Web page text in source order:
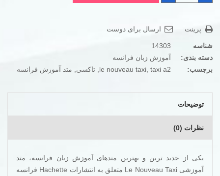
فرانسه
Nouveau
A2
پرینت ارسال برای دوست
شناسه
14303
دسته بندی:
آموزش زبان فرانسه
برچسب:
le nouveau taxi ,taxi a2
, تاکسی , متد آموزش فرانسه
توضیحات
نظرات (0)
یکی از جدید ترین و بهترین متدهای آموزش زبان فرانسه، متد
آموزشی Le Nouveau Taxi متعلق به انتشارات Hachette فرانسه